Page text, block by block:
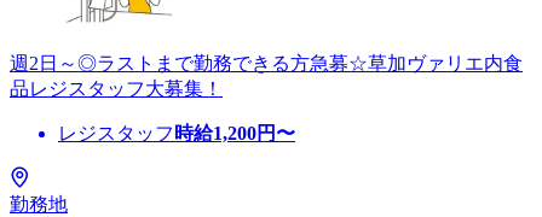
週2日～◎ラストまで勤務できる方急募☆草加ヴァリエ内食
品レジスタッフ大募集！
レジスタッフ 時給1,200円〜
勤務地